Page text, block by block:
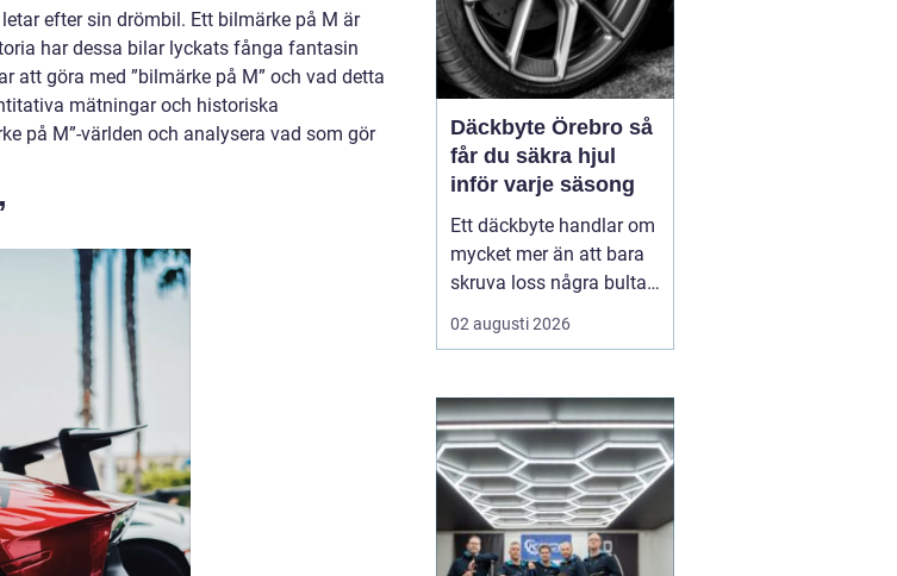
efter sin drömbil. Ett bilmärke på M är
har dessa bilar lyckats fånga fantasin
att göra med ”bilmärke på M” och vad detta
mätningar och historiska
på M”-världen och analysera vad som gör
Däckbyte Örebro så
får du säkra hjul
inför varje säsong
Ett däckbyte handlar om
mycket mer än att bara
skruva loss några bultar.
För bilägare i Örebro kan
skillnaden mellan bra
tydligt när första
snöfallet kommer, eller
när sommarregnet gör
vägarna hala. Med rätt
kunskap om däck, da...
02 augusti 2026